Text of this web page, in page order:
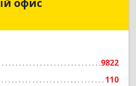
офис
9822
110
Центральный офис
Подробнее